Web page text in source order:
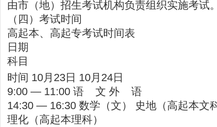
由市（地）招生考试机构负责组织实施考试
（四）考试时间
高起本、高起专考试时间表
日期
科目
时间 10月23日 10月24日
9:00 — 11:00 语 文 外 语
14:30 — 16:30 数学（文） 史地（高起本文
理化（高起本理科）